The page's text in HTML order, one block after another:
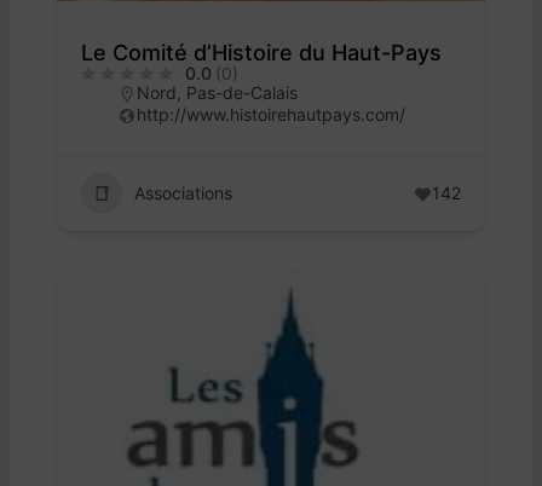
Le Comité d’Histoire du Haut-Pays
0.0 (0)
Nord Pas-de-Calais
http://www.histoirehautpays.com/
Associations 142